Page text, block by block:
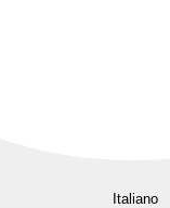
Italiano